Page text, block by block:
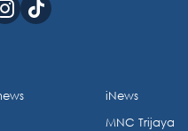
iNews
MNC Trijaya